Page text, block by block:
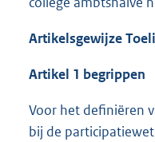
Artikelsgewijze
Artikel 1 begrippen
Voor het definiëren
bij de